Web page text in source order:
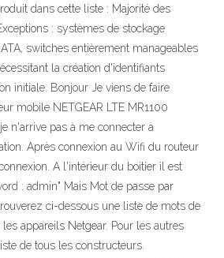
dans cette liste : Majorité des
: systèmes de stockage
switches entièrement manageables
la création d'identifiants
initiale. Bonjour Je viens de faire
mobile NETGEAR LTE MR1100
n'arrive pas à me connecter à
Après connexion au Wifi du routeur
A l'intérieur du boitier il est
: admin" Mais Mot de passe par
ci-dessous une liste de mots de
appareils Netgear. Pour les autres
de tous les constructeurs.